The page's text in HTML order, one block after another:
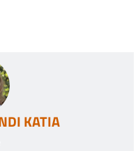
KATIA